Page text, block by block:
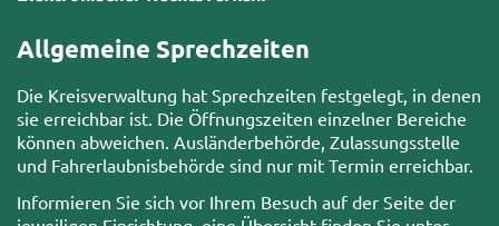
Allgemeine Sprechzeiten
Die Kreisverwaltung hat Sprechzeiten festgelegt, in denen
sie erreichbar ist. Die Öffnungszeiten einzelner Bereiche
können abweichen. Ausländerbehörde, Zulassungsstelle
und Fahrerlaubnisbehörde sind nur mit Termin erreichbar.
Informieren Sie sich vor Ihrem Besuch auf der Seite der